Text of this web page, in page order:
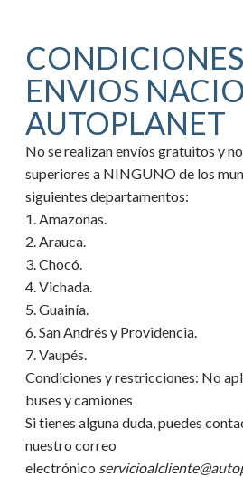
ENVIOS
AUTOPLANET
No se realizan envíos gratuitos y
superiores a NINGUNO de los
siguientes departamentos:
1. Amazonas.
2. Arauca.
3. Chocó.
4. Vichada.
5. Guainía.
6. San Andrés y Providencia.
7. Vaupés.
Condiciones y restricciones: No
buses y camiones
Si tienes alguna duda, puedes
nuestro correo
electrónico